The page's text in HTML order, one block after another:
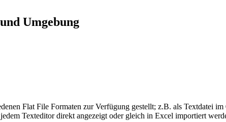
Umgebung
Flat File Formaten zur Verfügung gestellt; z.B. als Textdatei
Texteditor direkt angezeigt oder gleich in Excel importiert